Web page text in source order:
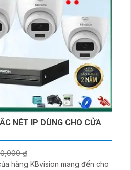
NÉT IP DÙNG CHO CỬA
₫
hãng KBvision mang đến cho